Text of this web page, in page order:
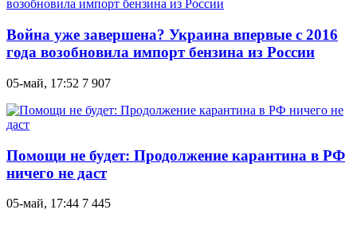
Война уже завершена? Украина впервые с 2016
года возобновила импорт бензина из России
05-май, 17:52 7 907
Помощи не будет: Продолжение карантина в РФ
ничего не даст
05-май, 17:44 7 445